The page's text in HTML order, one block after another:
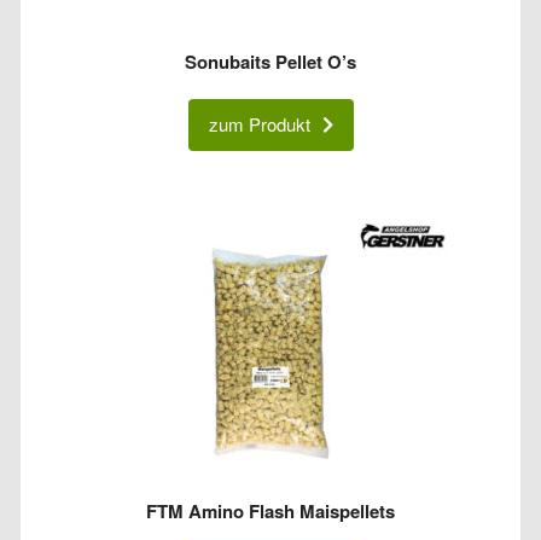
Sonubaits Pellet O’s
zum Produkt
FTM Amino Flash Maispellets